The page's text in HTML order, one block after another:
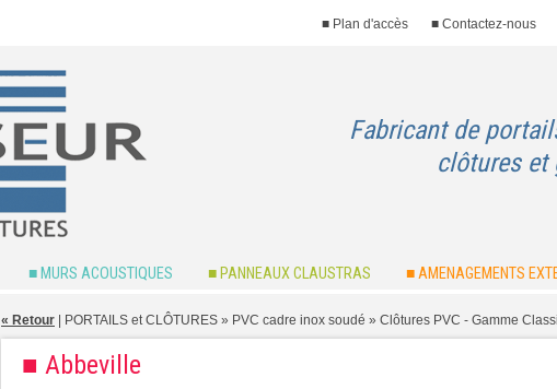
■ Contactez-nous
■ Plan d'accès
Fabricant de
clôtures et
■ MURS ACOUSTIQUES ■ PANNEAUX CLAUSTRAS ■ AMENAGEMENTS
« Retour PORTAILS et CLÔTURES » PVC cadre inox soudé » Clôtures PVC - Gamme
■ Abbeville